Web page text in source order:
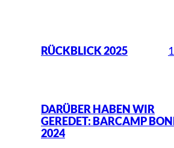
RÜCKBLICK 2025
DARÜBER HABEN WIR
GEREDET: BARCAMP
2024